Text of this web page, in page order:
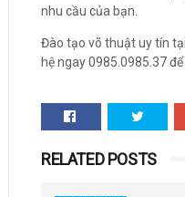
nhu cầu của bạn.
Đào tạo võ thuật uy tín
hệ ngay 0985.0985.37
RELATED POSTS